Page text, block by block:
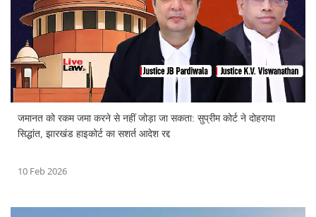
जमानत को रकम जमा करने से नहीं जोड़ा जा सकता: सुप्रीम कोर्ट ने दोहराया
सिद्धांत, झारखंड हाइकोर्ट का सशर्त आदेश रद्द
10 Feb 2026